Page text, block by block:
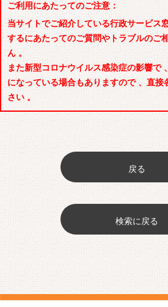
ご利用にあたってのご注意：
当サイトでご紹介している行政サービス
するにあたってのご質問やトラブルのご
ん 。
また新型コロナウイルス感染症の影響で
になっている場合もありますので 、直接
さい 。
戻る
検索に戻る